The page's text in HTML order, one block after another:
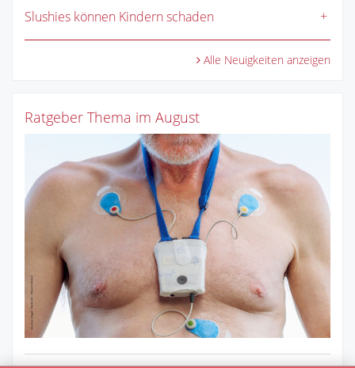
Slushies können Kindern schaden
Alle Neuigkeiten anzeigen
Ratgeber Thema im August